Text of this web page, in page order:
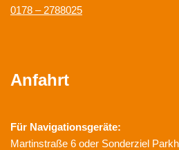
0178 – 2788025
Anfahrt
Für Navigationsgeräte:
Martinstraße 6 oder Sonderziel